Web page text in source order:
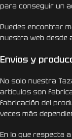
para conseguir un
Puedes encontrar
nuestra web desde
Envíos y
No solo nuestra
artículos son
fabricación del
veces más
En lo que respecta